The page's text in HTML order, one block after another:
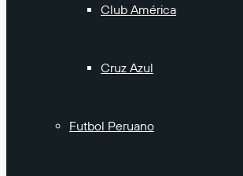
Club América
Cruz Azul
Futbol Peruano